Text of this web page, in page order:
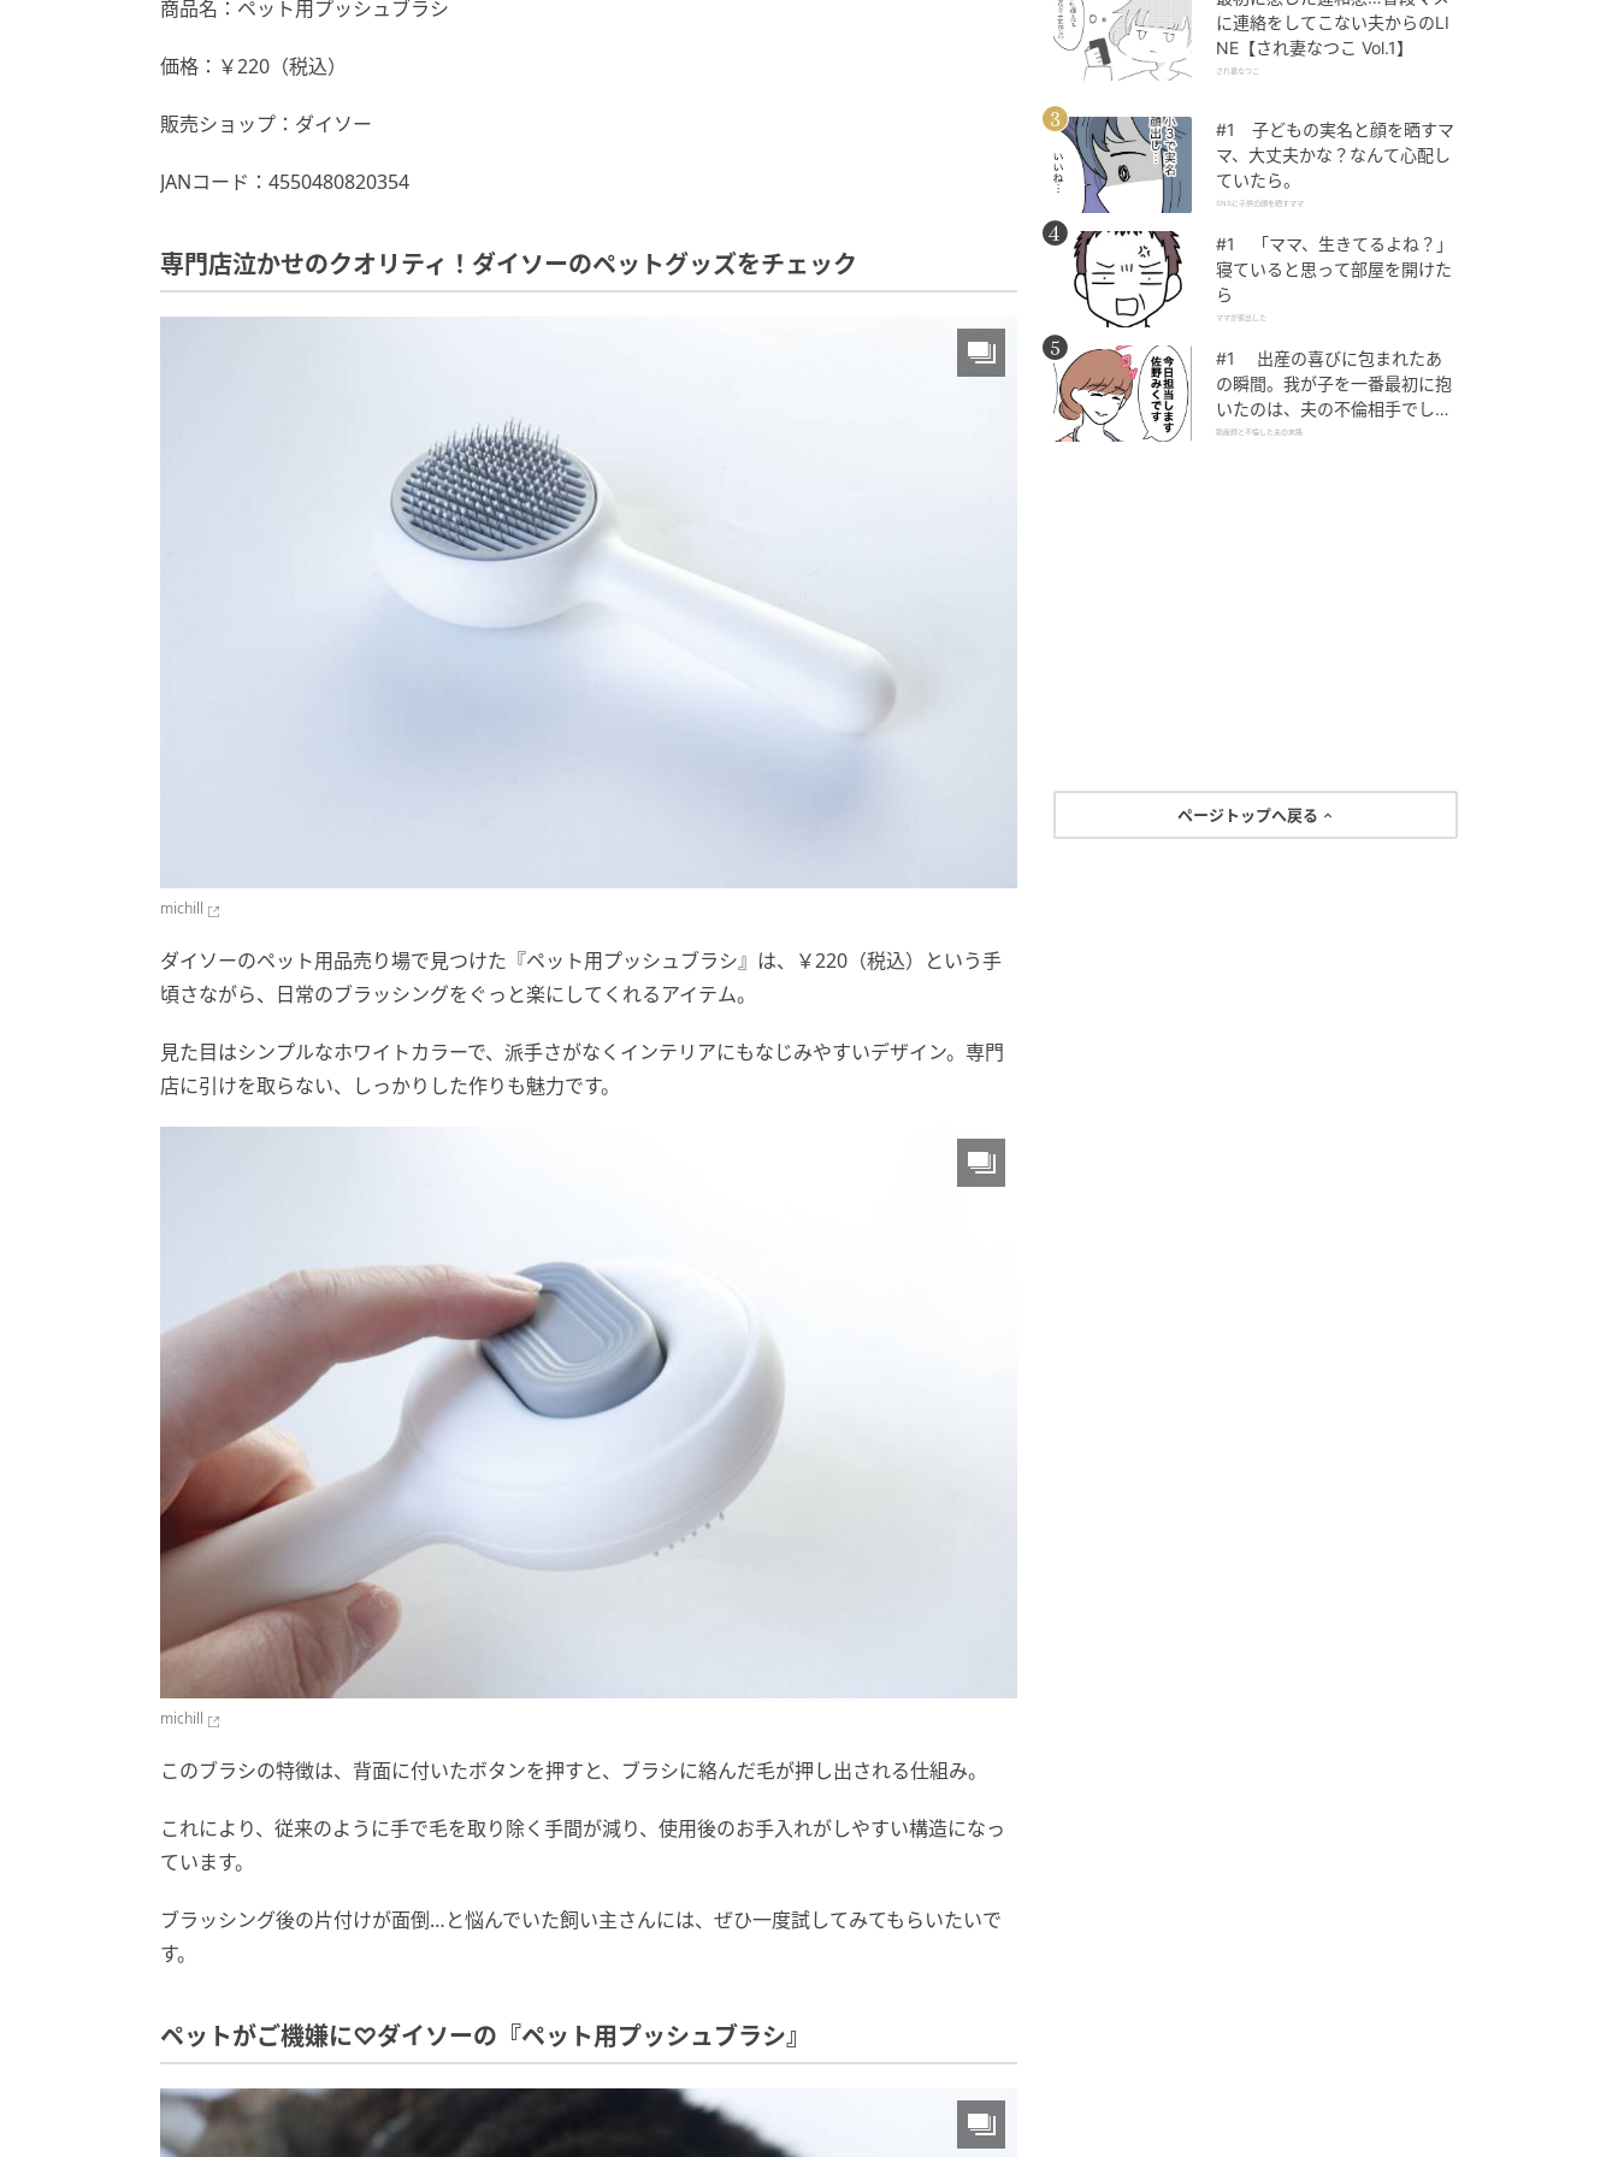
商品名：ペット用プッシュブラシ
価格：￥220（税込）
販売ショップ：ダイソー
JANコード：4550480820354
専門店泣かせのクオリティ！ダイソーのペットグッズをチェック
michill
ダイソーのペット用品売り場で見つけた『ペット用プッシュブラシ』は、￥220（税込）という手
頃さながら、日常のブラッシングをぐっと楽にしてくれるアイテム。
見た目はシンプルなホワイトカラーで、派手さがなくインテリアにもなじみやすいデザイン。専門
店に引けを取らない、しっかりした作りも魅力です。
michill
このブラシの特徴は、背面に付いたボタンを押すと、ブラシに絡んだ毛が押し出される仕組み。
これにより、従来のように手で毛を取り除く手間が減り、使用後のお手入れがしやすい構造になっ
ています。
ブラッシング後の片付けが面倒…と悩んでいた飼い主さんには、ぜひ一度試してみてもらいたいで
す。
ペットがご機嫌に♡ダイソーの『ペット用プッシュブラシ』
に連絡をしてこない夫からのLI
NE【され妻なつこ Vol.1】
され妻なつこ
#1 子どもの実名と顔を晒すマ
マ、大丈夫かな？なんて心配し
ていたら。
SNSに子供の顔を晒すママ
#1 「ママ、生きてるよね？」
寝ていると思って部屋を開けた
ら
ママが家出した
#1 出産の喜びに包まれたあ
の瞬間。我が子を一番最初に抱
いたのは、夫の不倫相手でし
た。
助産師と不倫した夫の末路
ページトップへ戻る